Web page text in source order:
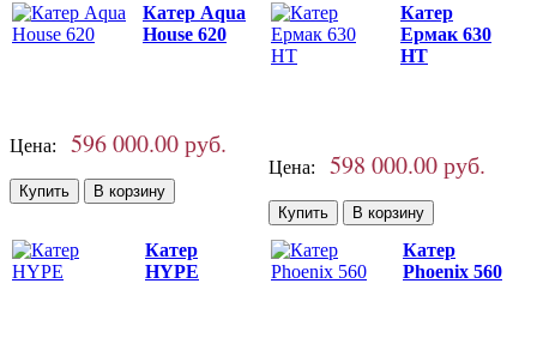
Катер Aqua
House 620
Цена: 596 000.00 руб.
Катер
Ермак 630
HT
Цена: 598 000.00 руб.
Катер
HYPE
Катер
Phoenix 560